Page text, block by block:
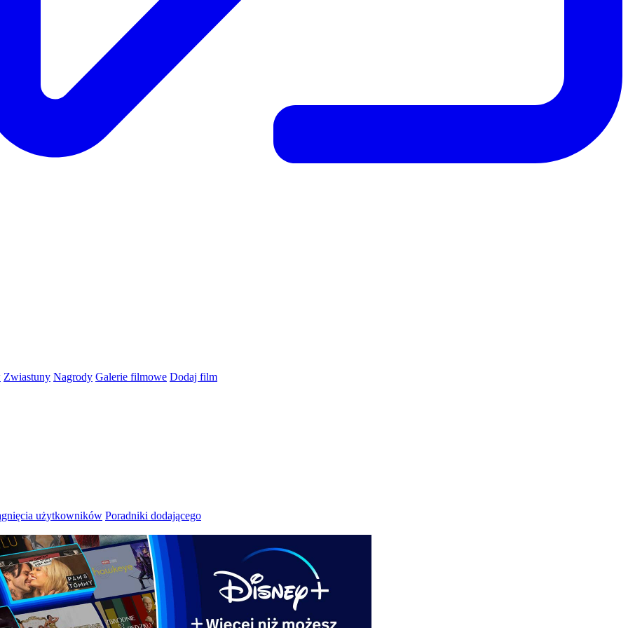
Zwiastuny Nagrody Galerie filmowe Dodaj film
użytkowników Poradniki dodającego